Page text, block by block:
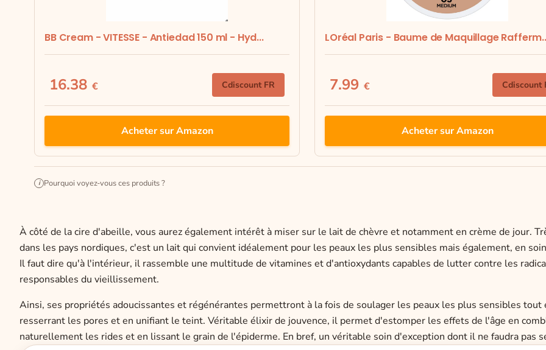
BB Cream - VITESSE - Antiedad 150 ml - Hyd...
16.38 € Cdiscount FR
Acheter sur Amazon
LOréal Paris - Baume de Maquillage
7.99 € Cdiscount
Acheter sur Amazon
i Pourquoi voyez-vous ces produits ?
À côté de la cire d'abeille, vous aurez également intérêt à miser sur le lait de chèvre et notamment en crème de jour.
dans les pays nordiques, c'est un lait qui convient idéalement pour les peaux les plus sensibles mais également, en
Il faut dire qu'à l'intérieur, il rassemble une multitude de vitamines et d'antioxydants capables de lutter contre les
responsables du vieillissement.
Ainsi, ses propriétés adoucissantes et régénérantes permettront à la fois de soulager les peaux les plus sensibles tout
resserrant les pores et en unifiant le teint. Véritable élixir de jouvence, il permet d'estomper les effets de l'âge en
naturellement les rides et en lissant le grain de l'épiderme. En bref, un véritable soin d'exception dont il ne faudra pas